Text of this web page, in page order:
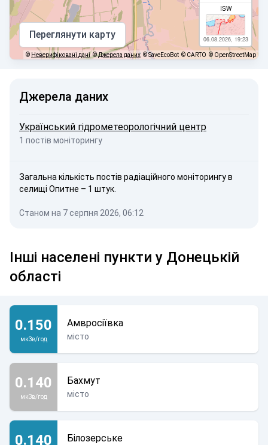
ISW
06.08.2026, 19:23
Переглянути карту
© Неверифіковані дані ©Джерела даних © SaveEcoBot © CARTO © OpenStreetMap
Джерела даних
Український гідрометеорологічний центр
1 постів моніторингу
Загальна кількість постів радіаційного моніторингу в
селищі Опитне – 1 штук.
Станом на 7 серпня 2026, 06:12
Інші населені пункти у Донецькій
області
0.150
мкЗв/год
Амвросіївка
місто
0.140
мкЗв/год
Бахмут
місто
0.140 Білозерське